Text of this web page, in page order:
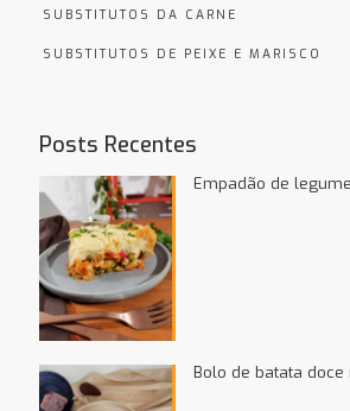
SUBSTITUTOS DA CARNE
SUBSTITUTOS DE PEIXE E MARISCO
Posts Recentes
Empadão de
Bolo de batata doce